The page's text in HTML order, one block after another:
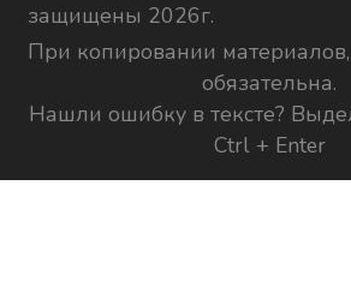
защищены 2026г.
При копировании
обязательна.
Нашли ошибку в тексте?
Ctrl + Enter